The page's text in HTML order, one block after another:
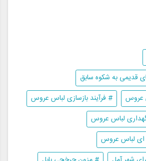
قدیمی به شکوه سابق
عروس
# فرآیند بازسازی لباس عروس
لباس عروس
ای لباس عروس